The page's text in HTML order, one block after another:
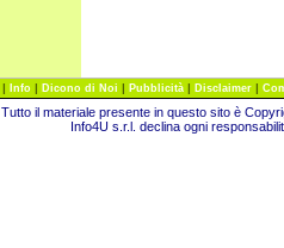
| Info | Dicono di Noi | Pubblicità | Disclaimer |
Tutto il materiale presente in questo sito è
Info4U s.r.l. declina ogni